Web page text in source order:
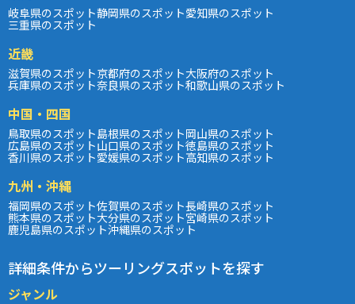
岐阜県のスポット静岡県のスポット愛知県のスポット
三重県のスポット
近畿
滋賀県のスポット京都府のスポット大阪府のスポット
兵庫県のスポット奈良県のスポット和歌山県のスポット
中国・四国
鳥取県のスポット島根県のスポット岡山県のスポット
広島県のスポット山口県のスポット徳島県のスポット
香川県のスポット愛媛県のスポット高知県のスポット
九州・沖縄
福岡県のスポット佐賀県のスポット長崎県のスポット
熊本県のスポット大分県のスポット宮崎県のスポット
鹿児島県のスポット沖縄県のスポット
詳細条件からツーリングスポットを探す
ジャンル